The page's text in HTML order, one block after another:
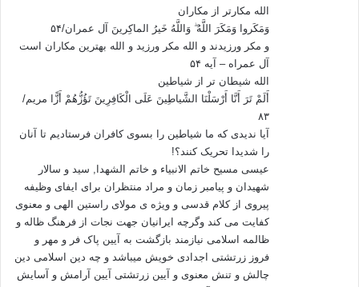
«‏گفت: به عزّت و عظمتت سوگند كه (در پرتو عمر جاويدان و تلاش
بي‌امان) همه آنان را گمراه خواهم كرد.»
در جایی که حضرت ایّوب(ع) آن را به شیطان نسبت داده است، هر
چند در اساس رنج وارده، مخلوق الهی است، ولی شیطان در تحقق
آن در حوزه‌ی اراده‌ی ایّوب(ع)، نقش آفرینی می‌کند. آنجایی که
مفسران گاهی آن را به شیطان، و گاهی می‌گویند ایّوب(ع) از باب
ادب بر موضوع وارد شده‌اند، امّا موضوع به خداوند برمی‌گردد، زیرا
نتیجه‌ی خلقت اوّلیه تمام امور به خداوند برمی‌گردد، ولی تحقق
«شرّ» به عامل توسعه‌ی آن «ابلیس»، منتهی می‌شود. پس مفسران
به خطا نرفته و دقیق موضوع را بیان کرده‌اند.
4ـ امّا سه دایره‌ی «مصیبت» مطرح در سه آیه، با توجّه به توضیحات
داده شده در خلال بحث و تفسیر آیات، بیانگر سه اراده‌ی مستقل
الله مکارتر از مکاران
وَمَکَروا وَمَکَرَ اللَّهُ ۖ وَاللَّهُ خَیرُ الماکِرینَ آل عمران/۵۴
و مکر ورزیدند و الله مکر ورزید و الله بهترین مکاران است
آل عمراه – آیه ۵۴
الله شیطان تر از شیاطین
أَلَمْ تَرَ أَنَّا أَرْسَلْنَا الشَّیاطِینَ عَلَى الْکَافِرِینَ تَؤُزُّهُمْ أَزًّا مریم/
۸۳
آیا ندیدی که ما شیاطین را بسوی کافران فرستادیم تا آنان
را شدیدا تحریک کنند؟!
عیسی مسیح خاتم الانبیاء و خاتم الشهدا, سید و سالار
شهیدان و پیامبر زمان و مراد منتظران برای ایفای وظیفه
پیروی از کلام قدسی و ویژه ی مولای راستین الهی و معنوی
کفایت می کند وگرچه ایرانیان جهت نجات از فرهنگ ظاله و
ظالمه اسلامی نیازمند بازگشت به آیین پاک فر و مهر و
فروز زرتشتی اجدادی خویش میباشد و چه دین اسلامی دین
چالش و تنش معنوی و آیین زرتشتی آیین آرامش و آسایش